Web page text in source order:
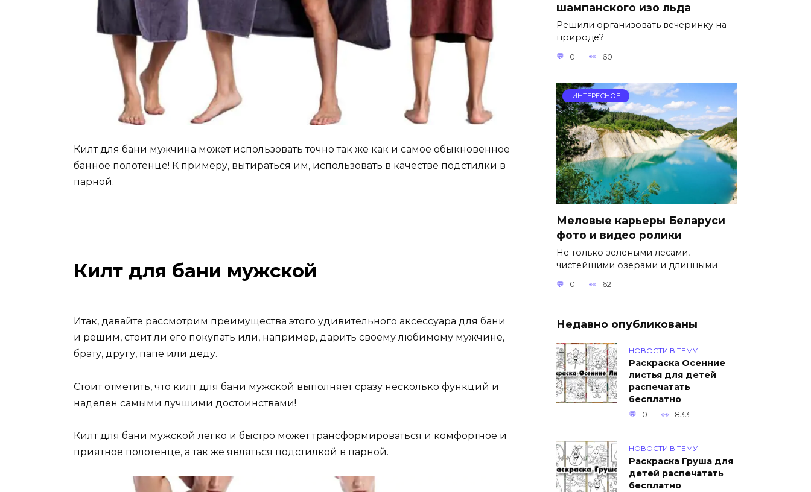
Килт для бани мужчина может использовать точно так же как и самое обыкновенное
банное полотенце! К примеру, вытираться им, использовать в качестве подстилки в
парной.
Килт для бани мужской
Итак, давайте рассмотрим преимущества этого удивительного аксессуара для бани
и решим, стоит ли его покупать или, например, дарить своему любимому мужчине,
брату, другу, папе или деду.
Стоит отметить, что килт для бани мужской выполняет сразу несколько функций и
наделен самыми лучшими достоинствами!
Килт для бани мужской легко и быстро может трансформироваться и комфортное и
приятное полотенце, а так же являться подстилкой в парной.
шампанского изо льда
Решили организовать вечеринку на
природе?
0 60
ИНТЕРЕСНОЕ
Меловые карьеры Беларуси
фото и видео ролики
Не только зелеными лесами,
чистейшими озерами и длинными
0 62
Недавно опубликованы
НОВОСТИ В ТЕМУ
Раскраска Осенние
листья для детей
распечатать
бесплатно
0 833
НОВОСТИ В ТЕМУ
Раскраска Груша для
детей распечатать
бесплатно